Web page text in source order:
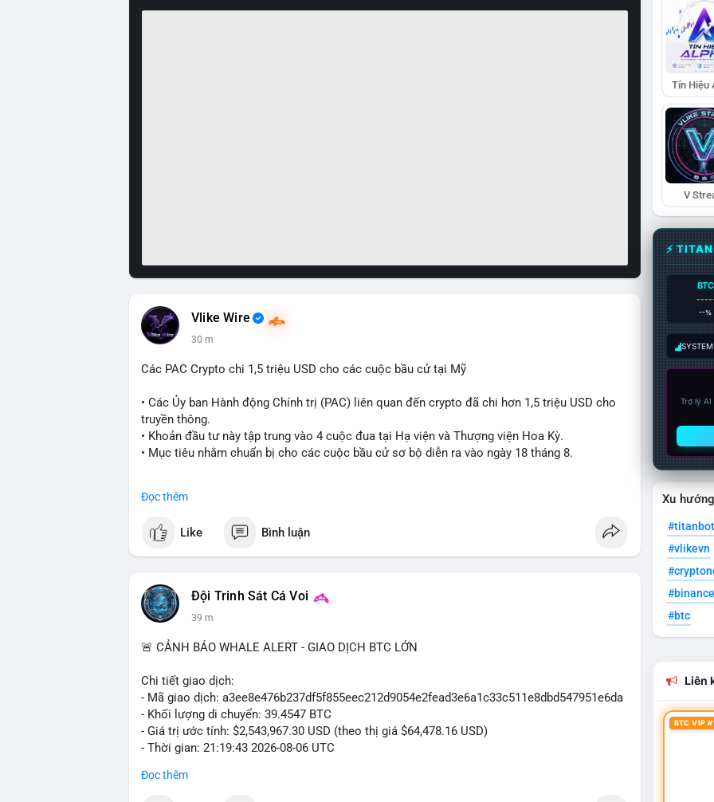
Vlike Wire
30 m
Các PAC Crypto chi 1,5 triệu USD cho các cuộc bầu cử tại Mỹ
• Các Ủy ban Hành động Chính trị (PAC) liên quan đến crypto đã chi hơn 1,5 triệu USD cho
truyền thông.
• Khoản đầu tư này tập trung vào 4 cuộc đua tại Hạ viện và Thượng viện Hoa Kỳ.
• Mục tiêu nhằm chuẩn bị cho các cuộc bầu cử sơ bộ diễn ra vào ngày 18 tháng 8.
#vlikevn #titanbot
📰 Nguồn: Cointelegraph
Đọc thêm
Like Bình luận
Đội Trinh Sát Cá Voi
39 m
🚨 CẢNH BÁO WHALE ALERT - GIAO DỊCH BTC LỚN
Chi tiết giao dịch:
- Mã giao dịch: a3ee8e476b237df5f855eec212d9054e2fead3e6a1c33c511e8dbd547951e6da
- Khối lượng di chuyển: 39.4547 BTC
- Giá trị ước tính: $2,543,967.30 USD (theo thị giá $64,478.16 USD)
- Thời gian: 21:19:43 2026-08-06 UTC
Nhận định phân tích:
Đọc thêm
Tín Hiệu
V
⚡
BTC
--%
Trợ lý
Xu
#titanbot
#vlikevn
#btc
Liên
BTC VIP